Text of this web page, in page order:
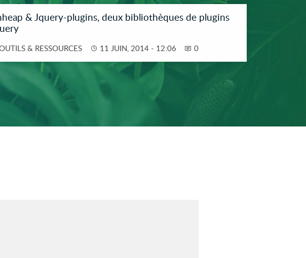
& Jquery-plugins, deux bibliothèques de plugins
& RESSOURCES 11 JUIN, 2014 - 12:06 0